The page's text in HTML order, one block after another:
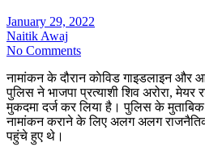
January 29, 2022
Naitik Awaj
No Comments
नामांकन के दौरान काेविड गाइडलाइन और
पुलिस ने भाजपा प्रत्याशी शिव अरोरा, मेयर
मुकदमा दर्ज कर लिया है। पुलिस के
नामांकन कराने के लिए अलग अलग राजनैतिक
पहुंचे हुए थे।